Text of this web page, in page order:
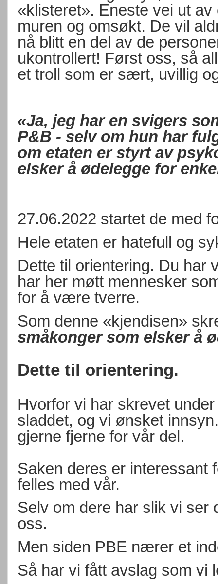
«klisteret». Eneste vei ut
muren og omsøkt. De vil
nå blitt en del av de
ukontrollert! Først oss, så
et troll som er sært, uvillig
«Ja, jeg har en svigers
P&B - selv om hun har
om etaten er styrt av
elsker å ødelegge for
27.06.2022 startet de med
Hele etaten er hatefull og
Dette til orientering. Du har
har her møtt mennesker
for å være tverre.
Som denne «kjendisen»
småkonger som elsker å
Dette til orientering.
Hvorfor vi har skrevet
sladdet, og vi ønsket
gjerne fjerne for vår del.
Saken deres er interessant
felles med vår.
Selv om dere har slik vi ser
oss.
Men siden PBE nærer et
Så har vi fått avslag som vi